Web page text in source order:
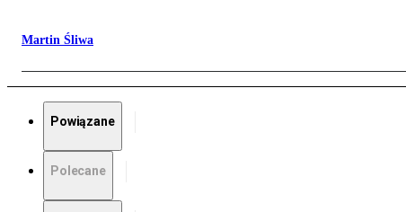
Martin Śliwa
Powiązane
Polecane